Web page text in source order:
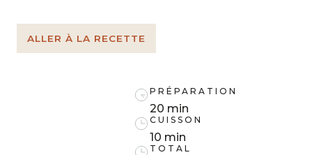
ALLER À LA RECETTE
PRÉPARATION
20 min
CUISSON
10 min
TOTAL